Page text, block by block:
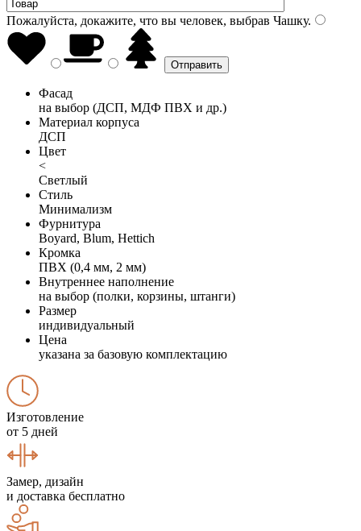
Пожалуйста, докажите, что вы человек, выбрав Чашку.
Фасад
на выбор (ДСП, МДФ ПВХ и др.)
Материал корпуса
ДСП
Цвет
<
Светлый
Стиль
Минимализм
Фурнитура
Boyard, Blum, Hettich
Кромка
ПВХ (0,4 мм, 2 мм)
Внутреннее наполнение
на выбор (полки, корзины, штанги)
Размер
индивидуальный
Цена
указана за базовую комплектацию
Изготовление
от 5 дней
Замер, дизайн
и доставка бесплатно